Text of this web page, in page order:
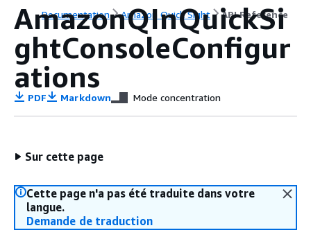
Documentation Amazon Quick Sight API Reference
AmazonQInQuickSi
ghtConsoleConfigur
ations
PDF Markdown Mode concentration
Sur cette page
Cette page n'a pas été traduite dans votre
langue.
Demande de traduction